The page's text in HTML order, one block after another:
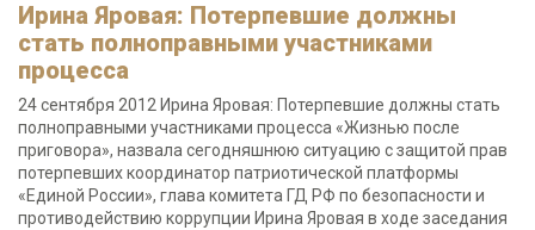
Ирина Яровая: Потерпевшие должны
стать полноправными участниками
процесса
24 сентября 2012 Ирина Яровая: Потерпевшие должны стать
полноправными участниками процесса «Жизнью после
приговора», назвала сегодняшнюю ситуацию с защитой прав
потерпевших координатор патриотической платформы
«Единой России», глава комитета ГД РФ по безопасности и
противодействию коррупции Ирина Яровая в ходе заседания